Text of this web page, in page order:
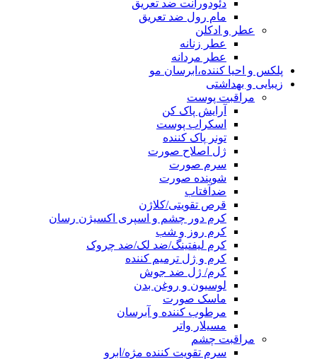
دئودورانت ضد تعریق
مام رول ضد تعریق
عطر و ادکلن
عطر زنانه
عطر مردانه
پلکس و احیا کننده،ابرسان مو
زیبایی و بهداشتی
مراقبت پوست
آرایش پاک کن
اسکراب پوست
تونر پاک کننده
ژل اصلاح صورت
سرم صورت
شوینده صورت
ضدآفتاب
قرص تقویتی/کلاژن
کرم دور چشم و اسپری اکسیژن رسان
کرم روز و شب
کرم لیفتینگ/ضد لک/ضد چروک
کرم و ژل ترمیم کننده
کرم/ ژل ضد جوش
لوسیون و روغن بدن
ماسک صورت
مرطوب کننده و آبرسان
مسیلار واتر
مراقبت چشم
سرم تقویت کننده مژه/ابرو